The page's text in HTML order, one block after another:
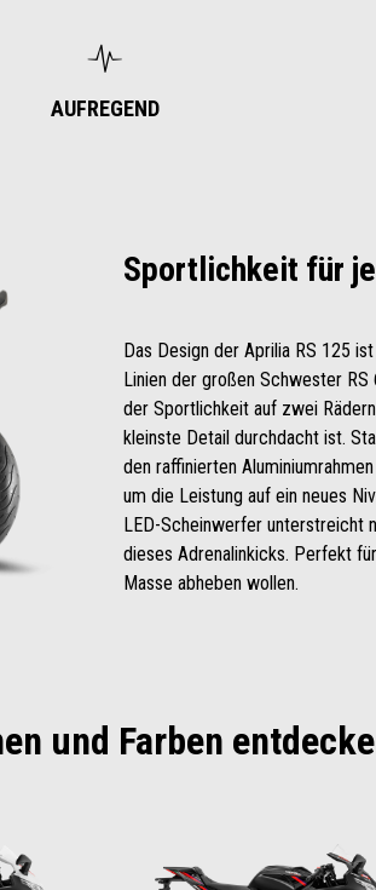
AUFREGEND
Sportlichkeit für
Das Design der Aprilia RS 125
Linien der großen Schwester
der Sportlichkeit auf zwei
kleinste Detail durchdacht ist.
den raffinierten
um die Leistung auf ein neues
LED-Scheinwerfer unterstreicht
dieses Adrenalinkicks. Perfekt
Masse abheben wollen.
und Farben